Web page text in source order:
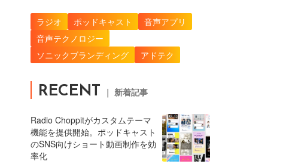
ラジオ ポッドキャスト
音声アプリ
音声テクノロジー
ソニックブランディング
アドテク
RECENT ｜ 新着記事
Radio Choppitがカスタムテーマ
機能を提供開始。ポッドキャスト
のSNS向けショート動画制作を効
率化